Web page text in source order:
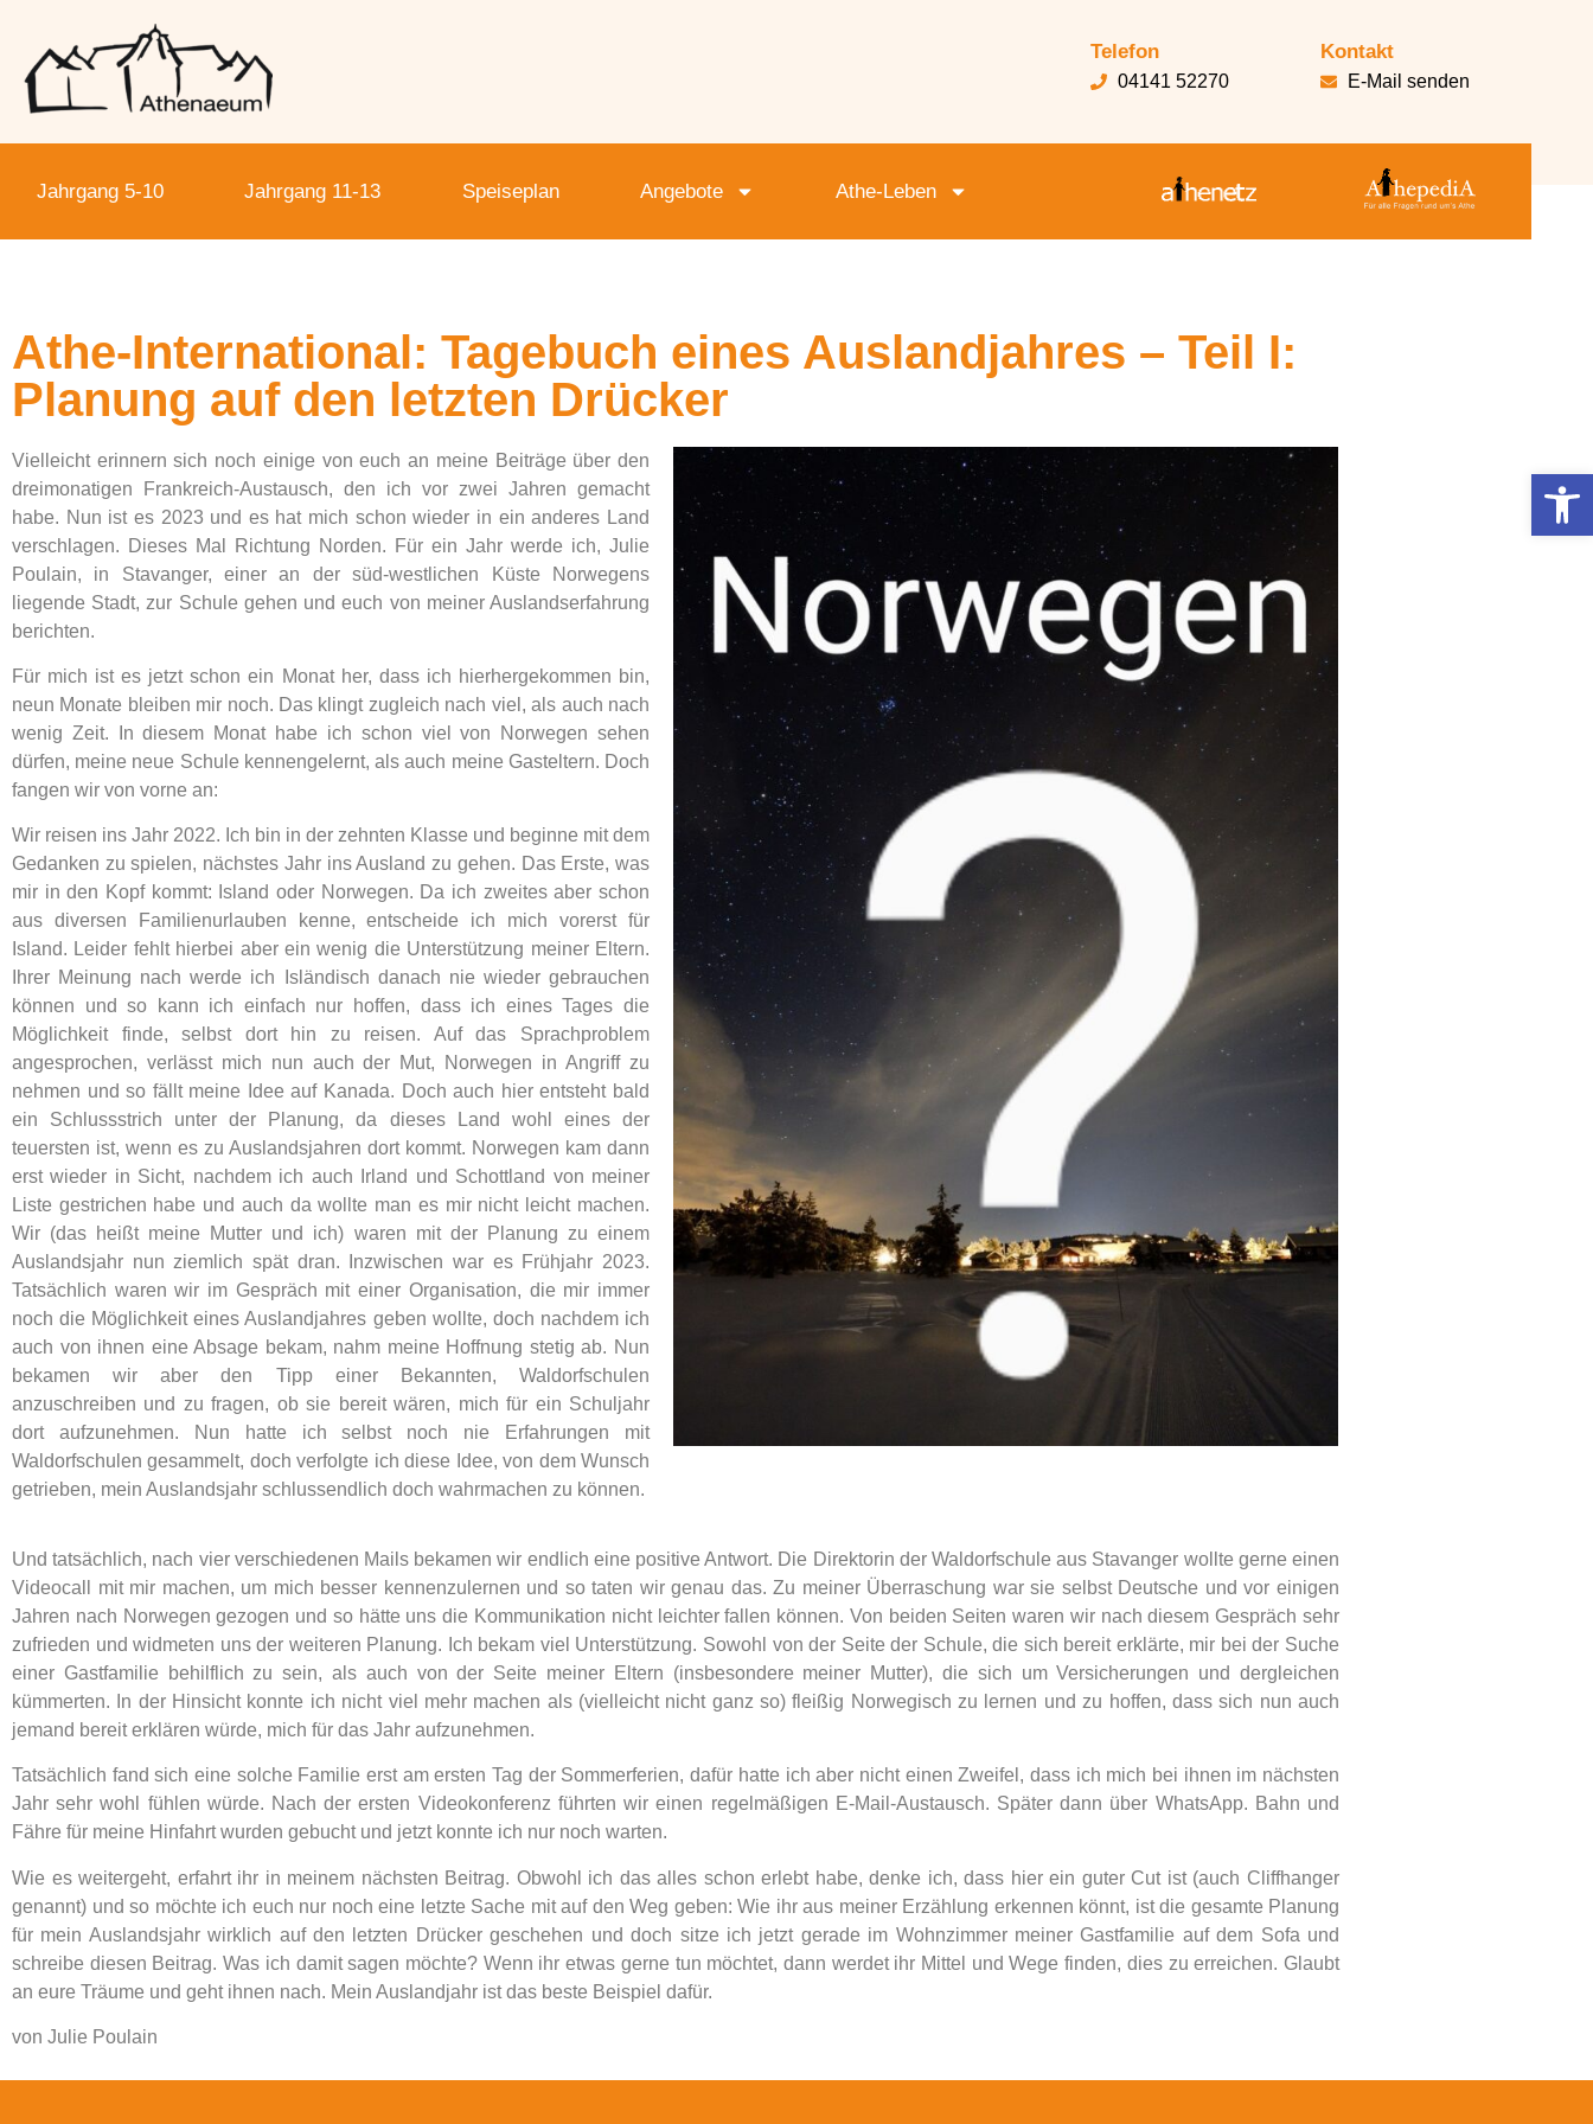
Telefon
04141 52270
Kontakt
E-Mail senden
Jahrgang 5-10 Jahrgang 11-13 Speiseplan Angebote Athe-Leben
Athe-International: Tagebuch eines Auslandjahres – Teil I:
Planung auf den letzten Drücker
Vielleicht erinnern sich noch einige von euch an meine Beiträge über den
dreimonatigen Frankreich-Austausch, den ich vor zwei Jahren gemacht
habe. Nun ist es 2023 und es hat mich schon wieder in ein anderes Land
verschlagen. Dieses Mal Richtung Norden. Für ein Jahr werde ich, Julie
Poulain, in Stavanger, einer an der süd-westlichen Küste Norwegens
liegende Stadt, zur Schule gehen und euch von meiner Auslandserfahrung
berichten.
Für mich ist es jetzt schon ein Monat her, dass ich hierhergekommen bin,
neun Monate bleiben mir noch. Das klingt zugleich nach viel, als auch nach
wenig Zeit. In diesem Monat habe ich schon viel von Norwegen sehen
dürfen, meine neue Schule kennengelernt, als auch meine Gasteltern. Doch
fangen wir von vorne an:
Wir reisen ins Jahr 2022. Ich bin in der zehnten Klasse und beginne mit dem
Gedanken zu spielen, nächstes Jahr ins Ausland zu gehen. Das Erste, was
mir in den Kopf kommt: Island oder Norwegen. Da ich zweites aber schon
aus diversen Familienurlauben kenne, entscheide ich mich vorerst für
Island. Leider fehlt hierbei aber ein wenig die Unterstützung meiner Eltern.
Ihrer Meinung nach werde ich Isländisch danach nie wieder gebrauchen
können und so kann ich einfach nur hoffen, dass ich eines Tages die
Möglichkeit finde, selbst dort hin zu reisen. Auf das Sprachproblem
angesprochen, verlässt mich nun auch der Mut, Norwegen in Angriff zu
nehmen und so fällt meine Idee auf Kanada. Doch auch hier entsteht bald
ein Schlussstrich unter der Planung, da dieses Land wohl eines der
teuersten ist, wenn es zu Auslandsjahren dort kommt. Norwegen kam dann
erst wieder in Sicht, nachdem ich auch Irland und Schottland von meiner
Liste gestrichen habe und auch da wollte man es mir nicht leicht machen.
Wir (das heißt meine Mutter und ich) waren mit der Planung zu einem
Auslandsjahr nun ziemlich spät dran. Inzwischen war es Frühjahr 2023.
Tatsächlich waren wir im Gespräch mit einer Organisation, die mir immer
noch die Möglichkeit eines Auslandjahres geben wollte, doch nachdem ich
auch von ihnen eine Absage bekam, nahm meine Hoffnung stetig ab. Nun
bekamen wir aber den Tipp einer Bekannten, Waldorfschulen
anzuschreiben und zu fragen, ob sie bereit wären, mich für ein Schuljahr
dort aufzunehmen. Nun hatte ich selbst noch nie Erfahrungen mit
Waldorfschulen gesammelt, doch verfolgte ich diese Idee, von dem Wunsch
getrieben, mein Auslandsjahr schlussendlich doch wahrmachen zu können.
Und tatsächlich, nach vier verschiedenen Mails bekamen wir endlich eine positive Antwort. Die Direktorin der Waldorfschule aus Stavanger wollte gerne einen
Videocall mit mir machen, um mich besser kennenzulernen und so taten wir genau das. Zu meiner Überraschung war sie selbst Deutsche und vor einigen
Jahren nach Norwegen gezogen und so hätte uns die Kommunikation nicht leichter fallen können. Von beiden Seiten waren wir nach diesem Gespräch sehr
zufrieden und widmeten uns der weiteren Planung. Ich bekam viel Unterstützung. Sowohl von der Seite der Schule, die sich bereit erklärte, mir bei der Suche
einer Gastfamilie behilflich zu sein, als auch von der Seite meiner Eltern (insbesondere meiner Mutter), die sich um Versicherungen und dergleichen
kümmerten. In der Hinsicht konnte ich nicht viel mehr machen als (vielleicht nicht ganz so) fleißig Norwegisch zu lernen und zu hoffen, dass sich nun auch
jemand bereit erklären würde, mich für das Jahr aufzunehmen.
Tatsächlich fand sich eine solche Familie erst am ersten Tag der Sommerferien, dafür hatte ich aber nicht einen Zweifel, dass ich mich bei ihnen im nächsten
Jahr sehr wohl fühlen würde. Nach der ersten Videokonferenz führten wir einen regelmäßigen E-Mail-Austausch. Später dann über WhatsApp. Bahn und
Fähre für meine Hinfahrt wurden gebucht und jetzt konnte ich nur noch warten.
Wie es weitergeht, erfahrt ihr in meinem nächsten Beitrag. Obwohl ich das alles schon erlebt habe, denke ich, dass hier ein guter Cut ist (auch Cliffhanger
genannt) und so möchte ich euch nur noch eine letzte Sache mit auf den Weg geben: Wie ihr aus meiner Erzählung erkennen könnt, ist die gesamte Planung
für mein Auslandsjahr wirklich auf den letzten Drücker geschehen und doch sitze ich jetzt gerade im Wohnzimmer meiner Gastfamilie auf dem Sofa und
schreibe diesen Beitrag. Was ich damit sagen möchte? Wenn ihr etwas gerne tun möchtet, dann werdet ihr Mittel und Wege finden, dies zu erreichen. Glaubt
an eure Träume und geht ihnen nach. Mein Auslandjahr ist das beste Beispiel dafür.
von Julie Poulain